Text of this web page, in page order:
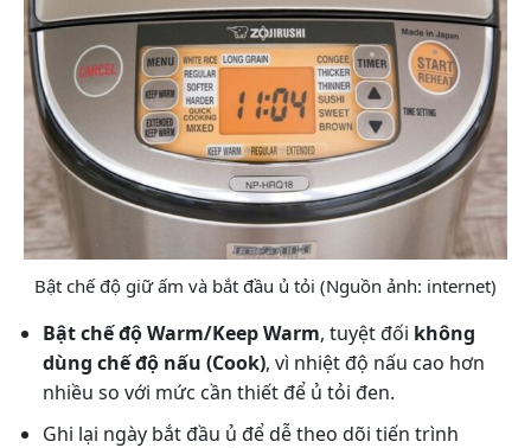
Bật chế độ giữ ấm và bắt đầu ủ tỏi (Nguồn ảnh: internet)
Bật chế độ Warm/Keep Warm, tuyệt đối không
dùng chế độ nấu (Cook), vì nhiệt độ nấu cao hơn
nhiều so với mức cần thiết để ủ tỏi đen.
Ghi lại ngày bắt đầu ủ để dễ theo dõi tiến trình